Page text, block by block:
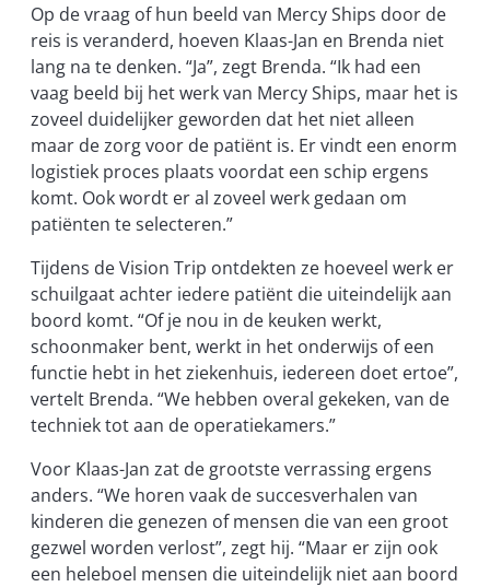
Op de vraag of hun beeld van Mercy Ships door de
reis is veranderd, hoeven Klaas-Jan en Brenda niet
lang na te denken. “Ja”, zegt Brenda. “Ik had een
vaag beeld bij het werk van Mercy Ships, maar het is
zoveel duidelijker geworden dat het niet alleen
maar de zorg voor de patiënt is. Er vindt een enorm
logistiek proces plaats voordat een schip ergens
komt. Ook wordt er al zoveel werk gedaan om
patiënten te selecteren.”
Tijdens de Vision Trip ontdekten ze hoeveel werk er
schuilgaat achter iedere patiënt die uiteindelijk aan
boord komt. “Of je nou in de keuken werkt,
schoonmaker bent, werkt in het onderwijs of een
functie hebt in het ziekenhuis, iedereen doet ertoe”,
vertelt Brenda. “We hebben overal gekeken, van de
techniek tot aan de operatiekamers.”
Voor Klaas-Jan zat de grootste verrassing ergens
anders. “We horen vaak de succesverhalen van
kinderen die genezen of mensen die van een groot
gezwel worden verlost”, zegt hij. “Maar er zijn ook
een heleboel mensen die uiteindelijk niet aan boord